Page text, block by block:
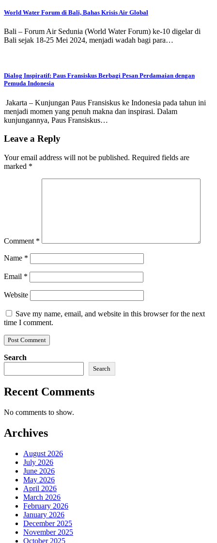
World Water Forum di Bali, Bahas Krisis Air Global
Bali – Forum Air Sedunia (World Water Forum) ke-10 digelar di
Bali sejak 18-25 Mei 2024, menjadi wadah bagi para…
Dialog Inspiratif: Paus Fransiskus Berbagi Pesan Perdamaian dengan
Pemuda Indonesia
Jakarta – Kunjungan Paus Fransiskus ke Indonesia pada tahun ini
menjadi momen yang penuh makna dan inspirasi. Dalam
kunjungannya, Paus Fransiskus…
Leave a Reply
Your email address will not be published. Required fields are
marked *
Comment *
Name *
Email *
Website
Save my name, email, and website in this browser for the next
time I comment.
Search
Search
Recent Comments
No comments to show.
Archives
August 2026
July 2026
June 2026
May 2026
April 2026
March 2026
February 2026
January 2026
December 2025
November 2025
October 2025